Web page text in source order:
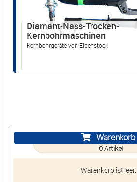
+49 (0)30
Öffnungszeiten
Diamant-Nass-Trocken-
Kernbohrmaschinen
Kernbohrgeräte von Eibenstock
Warenkorb
0Artikel
Warenkorb ist leer.